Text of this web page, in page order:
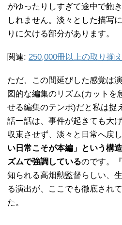
がゆったりしすぎて途中で飽
しれません。淡々とした描写
りに欠ける部分があります。
関連: 250,000冊以上の取り揃
ただ、この間延びした感覚は
図的な編集のリズム(カットを
せる編集のテンポ)だと私は捉
話一話は、事件が起きても大
収束させず、淡々と日常へ戻し
い日常こそが本編」という構
ズムで強調しているのです。
知られる高畑勲監督らしい、
る演出が、ここでも徹底され
た。